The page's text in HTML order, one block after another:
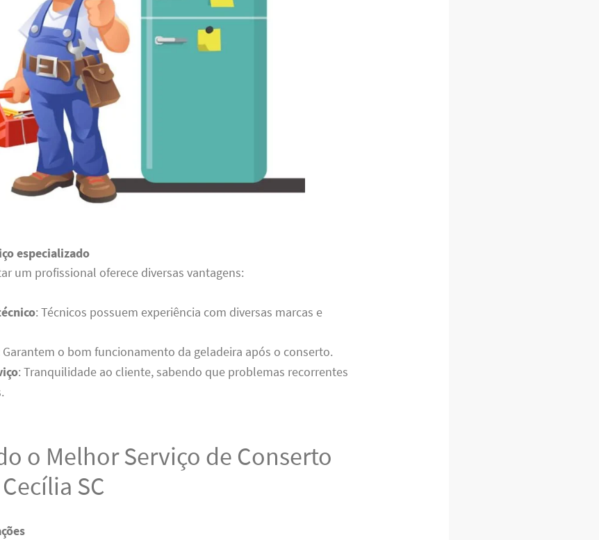
especializado
um profissional oferece diversas vantagens:
: Técnicos possuem experiência com diversas marcas e
Garantem o bom funcionamento da geladeira após o conserto.
: Tranquilidade ao cliente, sabendo que problemas recorrentes
o Melhor Serviço de Conserto
SC